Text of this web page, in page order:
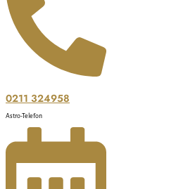
0211 324958
Astro-Telefon